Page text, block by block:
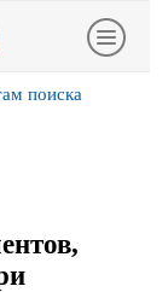
поиска